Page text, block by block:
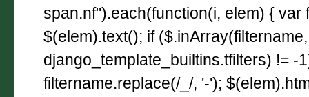
span.nf").each(function(i, elem) { var
$(elem).text(); if ($.inArray(filtername,
django_template_builtins.tfilters) != -
filtername.replace(/_/, '-');